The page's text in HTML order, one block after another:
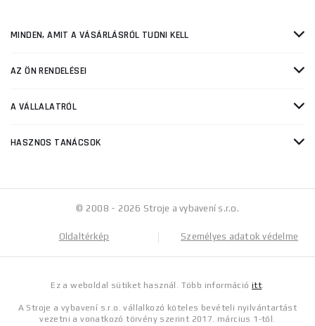
MINDEN, AMIT A VÁSÁRLÁSRÓL TUDNI KELL
AZ ÖN RENDELÉSEI
A VÁLLALATRÓL
HASZNOS TANÁCSOK
© 2008 - 2026 Stroje a vybavení s.r.o.
Oldaltérkép Személyes adatok védelme
Ez a weboldal sütiket használ. Több információitt.
A Stroje a vybavení s.r.o. vállalkozó köteles bevételi nyilvántartást
vezetni a vonatkozó törvény szerint 2017. március 1-től.